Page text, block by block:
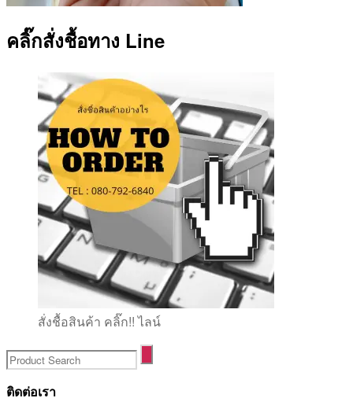
คลิ๊กสั่งชื้อทาง Line
สั่งชื้อสินค้า คลิ๊ก!! ไลน์
ติดต่อเรา